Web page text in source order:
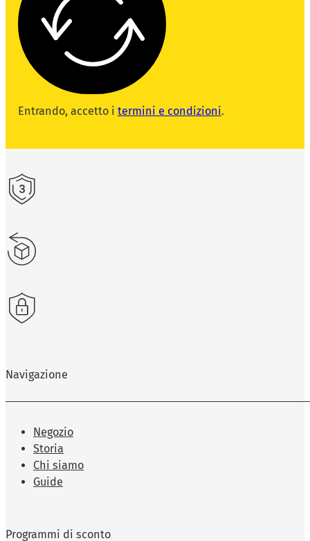
Entrando, accetto i termini e condizioni.
Navigazione
Negozio
Storia
Chi siamo
Guide
Programmi di sconto